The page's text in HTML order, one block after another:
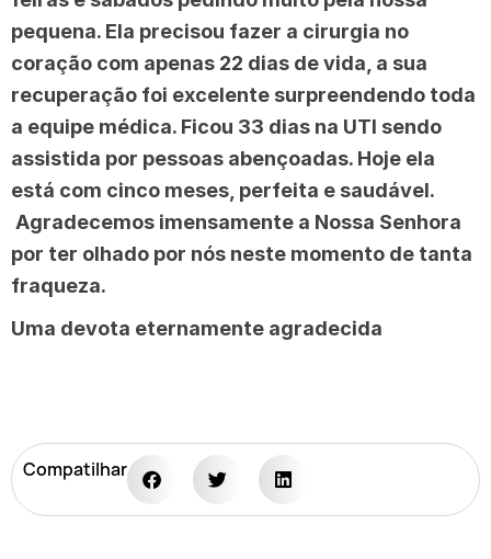
pequena. Ela precisou fazer a cirurgia no
coração com apenas 22 dias de vida, a sua
recuperação foi excelente surpreendendo toda
a equipe médica. Ficou 33 dias na UTI sendo
assistida por pessoas abençoadas. Hoje ela
está com cinco meses, perfeita e saudável.
Agradecemos imensamente a Nossa Senhora
por ter olhado por nós neste momento de tanta
fraqueza.
Uma devota eternamente agradecida
Compatilhar